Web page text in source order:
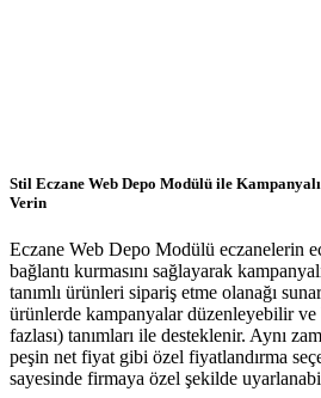
Stil Eczane Web Depo Modülü ile
Verin
Eczane Web Depo Modülü eczanelerin
bağlantı kurmasını sağlayarak
tanımlı ürünleri sipariş etme olanağı
ürünlerde kampanyalar düzenleyebilir
fazlası) tanımları ile desteklenir. Aynı
peşin net fiyat gibi özel fiyatlandırma
sayesinde firmaya özel şekilde